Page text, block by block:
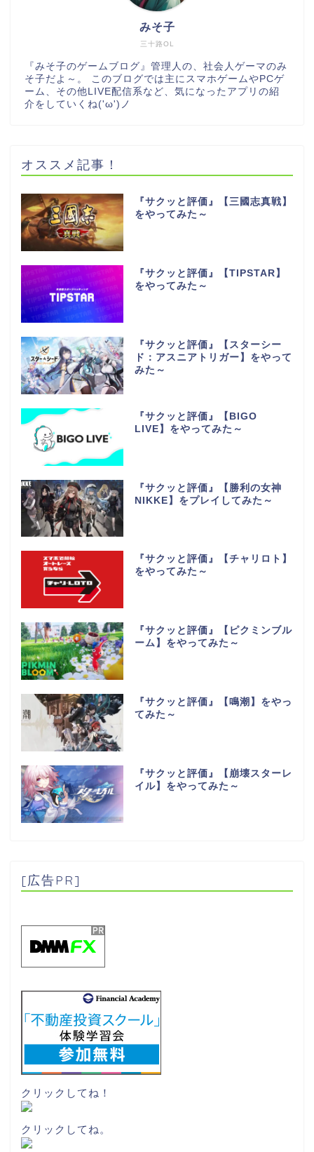
三十路OL
みそ子
『みそ子のゲームブログ』管理人の、社会人ゲーマのみ
そ子だよ～。 このブログでは主にスマホゲームやPCゲ
ーム、その他LIVE配信系など、気になったアプリの紹
介をしていくね('ω')ノ
オススメ記事！
『サクッと評価』【三國志真戦】
をやってみた～
『サクッと評価』【TIPSTAR】
をやってみた～
『サクッと評価』【スターシー
ド：アスニアトリガー】をやって
みた～
『サクッと評価』【BIGO
LIVE】をやってみた～
『サクッと評価』【勝利の女神
NIKKE】をプレイしてみた～
『サクッと評価』【チャリロト】
をやってみた～
『サクッと評価』【ピクミンブル
ーム】をやってみた～
『サクッと評価』【鳴潮】をやっ
てみた～
『サクッと評価』【崩壊スターレ
イル】をやってみた～
[広告PR]
クリックしてね！
クリックしてね。